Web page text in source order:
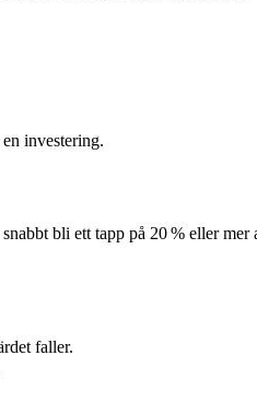
investering.
bli ett tapp på 20 % eller
faller.